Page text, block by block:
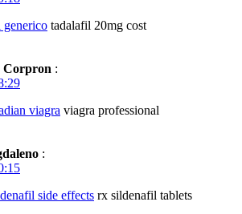
generico tadalafil 20mg cost
Corpron :
viagra viagra professional
:
side effects rx sildenafil tablets